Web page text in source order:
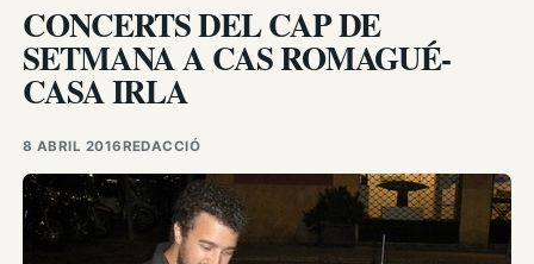
CONCERTS DEL CAP DE
SETMANA A CAS ROMAGUÉ-
CASA IRLA
8 ABRIL 2016REDACCIÓ